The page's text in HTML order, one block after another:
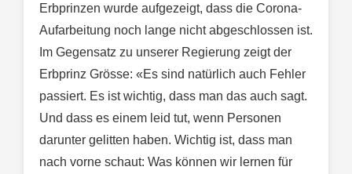
Erbprinzen wurde aufgezeigt, dass die Corona-
Aufarbeitung noch lange nicht abgeschlossen ist.
Im Gegensatz zu unserer Regierung zeigt der
Erbprinz Grösse: «Es sind natürlich auch Fehler
passiert. Es ist wichtig, dass man das auch sagt.
Und dass es einem leid tut, wenn Personen
darunter gelitten haben. Wichtig ist, dass man
nach vorne schaut: Was können wir lernen für